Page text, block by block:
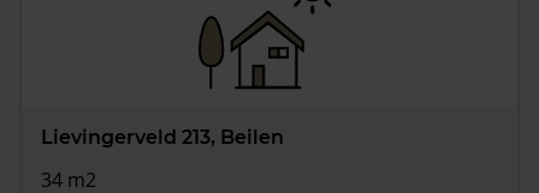
Lievingerveld 213, Beilen
34 m2